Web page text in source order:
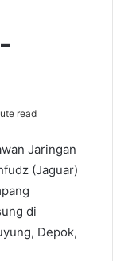
read
Jaringan
(Jaguar)
di
Depok,